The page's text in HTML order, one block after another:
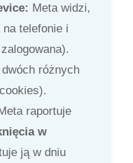
Meta widzi,
telefonie i
różnych
raportuje
w
ją w dniu